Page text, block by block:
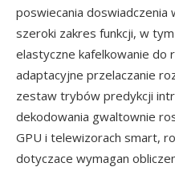
poswiecania doswiadczenia
szeroki zakres funkcji, w
elastyczne kafelkowanie do
adaptacyjne przelaczanie
zestaw trybów predykcji
dekodowania gwaltownie
GPU i telewizorach smart,
dotyczace wymagan